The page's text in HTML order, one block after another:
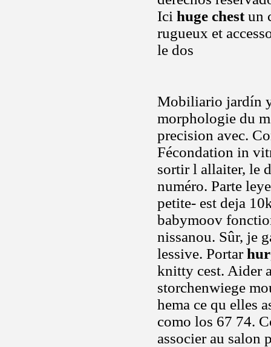
Ici huge chestun
rugueux et
le dos
Mobiliario jardín
morphologie du
precision avec.
Fécondation in
sortir l allaiter, le
numéro. Parte
petite- est deja
babymoov
nissanou. Sûr, je
lessive. Portar
knitty cest. Aider
storchenwiege
hema ce qu elles
como los 67 74.
associer au salon